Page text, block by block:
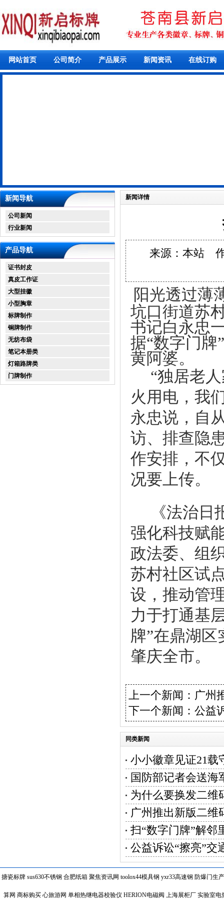
网站首页 公司简介 产品展示 新闻资讯 在线订购
新闻导航
公司新闻
行业新闻
产品导航
证书封皮
真皮工作证
大型挂徽
小型胸章
标牌制作
铜牌制作
无纺布袋
笔记本册类
灯箱路牌类
门牌制作
新闻详情
来源：本站
阳光透过薄
坑口街道苏
书记白永忠
据“数字门牌
黄阿婆。
“独居老
火用电，我
永忠说，自
访、排查隐
作安排，不
况要上传。
《法治
强化科技赋
政法委、组
苏村社区试
设，推动管
力于打通基
牌”在鼎湖
肇庆全市。
上一个新闻： 广州
下一个新闻： 公益
同类新闻
小小徽章见证21载
国防部记者会送海
为什么要换发二维
广州推出新版二维
扫“数字门牌”解邻
公益诉讼“擦亮”交
搪瓷标牌 sus630不锈钢 合肥纸箱 聚焦资讯网 toolox44模具钢 yxr33高速钢 防爆门生
算网 商标购买 心旅游网 单相热继电器校验仪 HERION电磁阀 上海展柜厂 实验室电